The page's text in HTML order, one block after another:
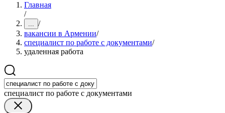
Главная
/
... /
вакансии в Армении/
специалист по работе с документами/
удаленная работа
специалист по работе с документами